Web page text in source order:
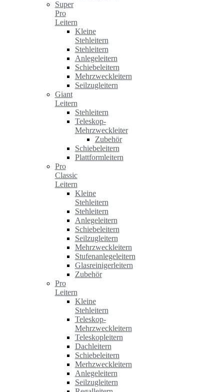
Super
Pro
Leitern
Kleine
Stehleitern
Stehleitern
Anlegeleitern
Schiebeleitern
Mehrzweckleitern
Seilzugleitern
Giant
Leitern
Stehleitern
Teleskop-
Mehrzweckleiter
Zubehör
Schiebeleitern
Plattformleitern
Pro
Classic
Leitern
Kleine
Stehleitern
Stehleitern
Anlegeleitern
Schiebeleitern
Seilzugleitern
Mehrzweckleitern
Stufenanlegeleitern
Glasreinigerleitern
Zubehör
Pro
Leitern
Kleine
Stehleitern
Teleskop-
Mehrzweckleitern
Teleskopleitern
Dachleitern
Schiebeleitern
Merhzweckleitern
Anlegeleitern
Seilzugleitern